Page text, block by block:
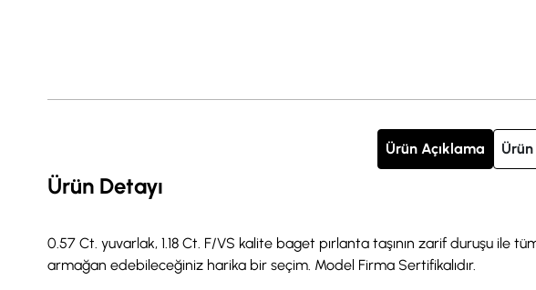
Ürün Açıklama
Ürün Detayı
0.57 Ct. yuvarlak, 1.18 Ct. F/VS kalite baget pırlanta taşının zarif duruşu
armağan edebileceğiniz harika bir seçim. Model Firma Sertifikalıdır.